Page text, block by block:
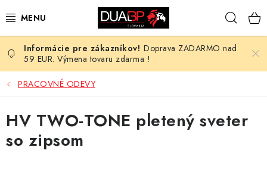
na
NOVÉ
PRACOVNÉ ODEVY
OBUV
HOTEL A SLUŽBY
Doprava ZADARMO nad
59 EUR. Výmena tovaru zdarma !
PRACOVNÉ ODEVY
HV TWO-TONE pletený sveter
so zipsom